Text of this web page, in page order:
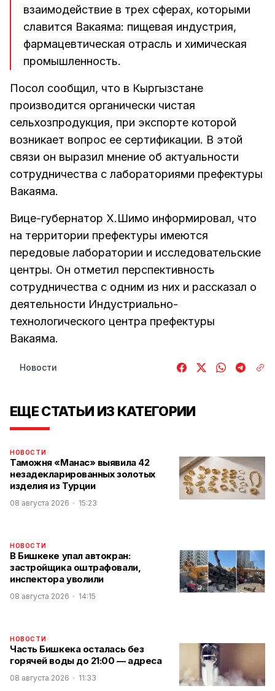
взаимодействие в трех сферах, которыми
славится Вакаяма: пищевая индустрия,
фармацевтическая отрасль и химическая
промышленность.
Посол сообщил, что в Кыргызстане
производится органически чистая
сельхозпродукция, при экспорте которой
возникает вопрос ее сертификации. В этой
связи он выразил мнение об актуальности
сотрудничества с лабораториями префектуры
Вакаяма.
Вице-губернатор Х.Шимо информировал, что
на территории префектуры имеются
передовые лаборатории и исследовательские
центры. Он отметил перспективность
сотрудничества с одним из них и рассказал о
деятельности Индустриально-
технологического центра префектуры
Вакаяма.
Новости
ЕЩЕ СТАТЬИ ИЗ КАТЕГОРИИ
НОВОСТИ
Таможня «Манас» выявила 42
незадекларированных золотых
изделия из Турции
08 августа 2026 15:23
НОВОСТИ
В Бишкеке упал автокран:
застройщика оштрафовали,
инспектора уволили
08 августа 2026 14:15
НОВОСТИ
Часть Бишкека осталась без
горячей воды до 21:00 — адреса
08 августа 2026 11:33